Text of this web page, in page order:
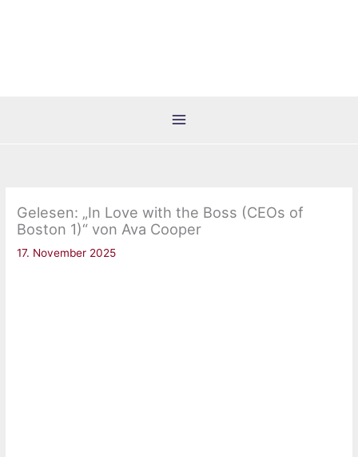
Gelesen: „In Love with the Boss (CEOs of
Boston 1)“ von Ava Cooper
17. November 2025